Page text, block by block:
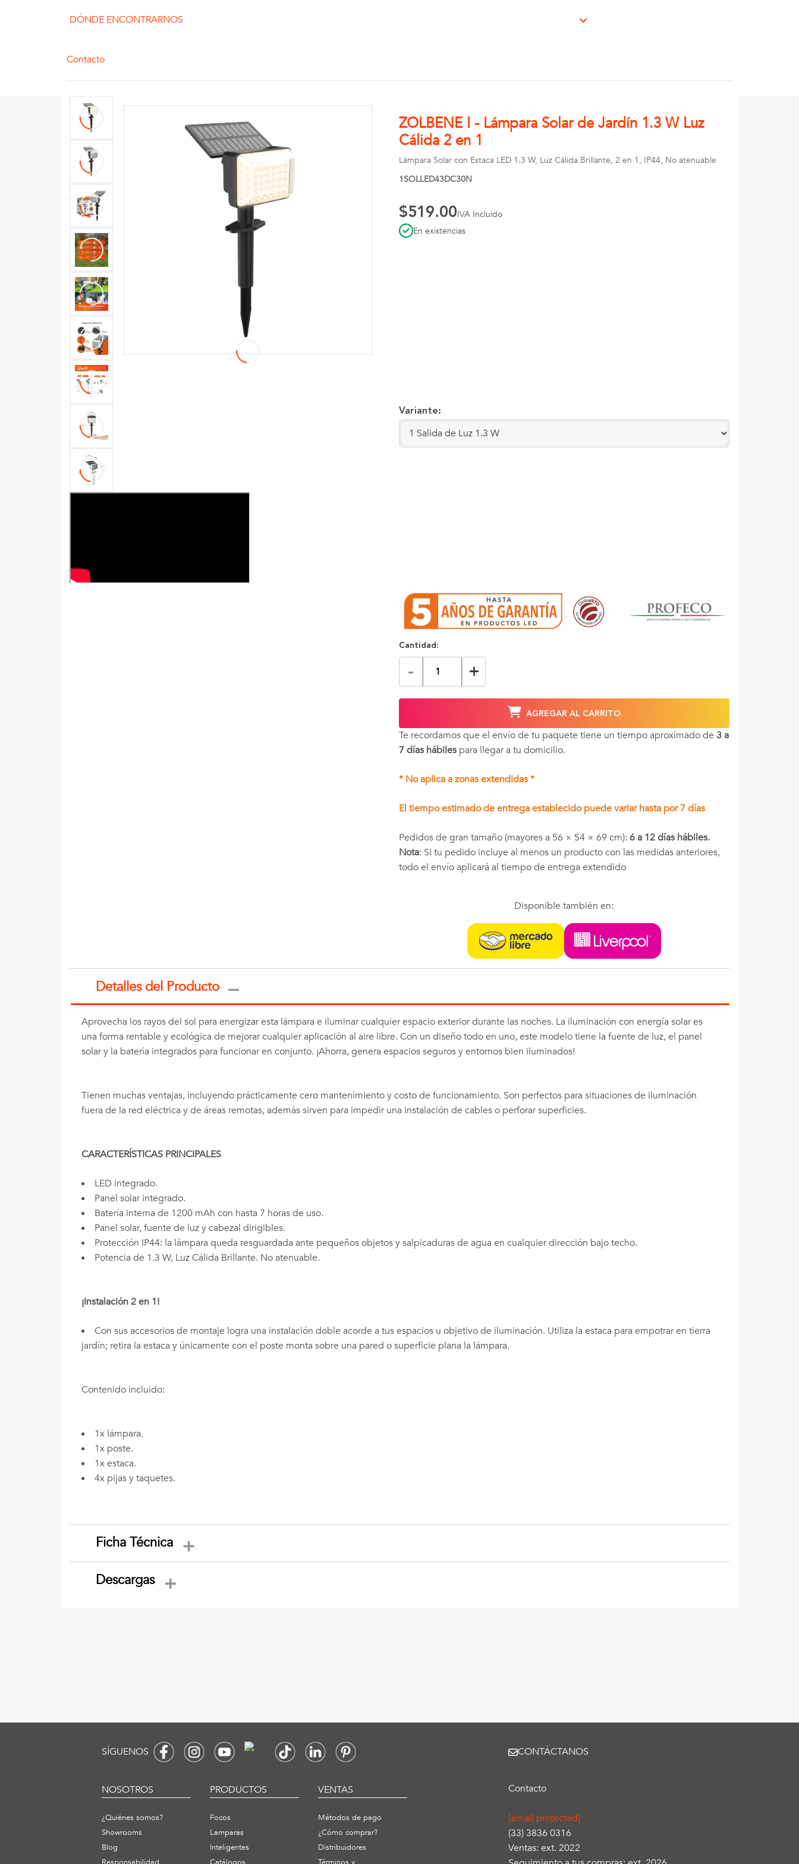
DÓNDE ENCONTRARNOS
Contacto
ZOLBENE I - Lámpara Solar de Jardín 1.3 W Luz
Cálida 2 en 1
Lámpara Solar con Estaca LED 1.3 W, Luz Cálida Brillante, 2 en 1, IP44, No atenuable
1SOLLED43DC30N
$519.00IVA Incluido
En existencias
Variante:
Cantidad:
- +
AGREGAR AL CARRITO
Te recordamos que el envío de tu paquete tiene un tiempo aproximado de 3 a
7 días hábilespara llegar a tu domicilio.
* No aplica a zonas extendidas *
El tiempo estimado de entrega establecido puede variar hasta por 7 días
Pedidos de gran tamaño (mayores a 56 × 54 × 69 cm): 6 a 12 días hábiles.
Nota: Si tu pedido incluye al menos un producto con las medidas anteriores,
todo el envío aplicará al tiempo de entrega extendido
Disponible también en:
Detalles del Producto
Aprovecha los rayos del sol para energizar esta lámpara e iluminar cualquier espacio exterior durante las noches. La iluminación con energía solar es
una forma rentable y ecológica de mejorar cualquier aplicación al aire libre. Con un diseño todo en uno, este modelo tiene la fuente de luz, el panel
solar y la batería integrados para funcionar en conjunto. ¡Ahorra, genera espacios seguros y entornos bien iluminados!
Tienen muchas ventajas, incluyendo prácticamente cero mantenimiento y costo de funcionamiento. Son perfectos para situaciones de iluminación
fuera de la red eléctrica y de áreas remotas, además sirven para impedir una instalación de cables o perforar superficies.
CARACTERÍSTICAS PRINCIPALES
LED integrado.
Panel solar integrado.
Batería interna de 1200 mAh con hasta 7 horas de uso.
Panel solar, fuente de luz y cabezal dirigibles.
Protección IP44: la lámpara queda resguardada ante pequeños objetos y salpicaduras de agua en cualquier dirección bajo techo.
Potencia de 1.3 W, Luz Cálida Brillante. No atenuable.
¡Instalación 2 en 1!
Con sus accesorios de montaje logra una instalación doble acorde a tus espacios u objetivo de iluminación. Utiliza la estaca para empotrar en tierra
jardín; retira la estaca y únicamente con el poste monta sobre una pared o superficie plana la lámpara.
Contenido incluido:
1x lámpara.
1x poste.
1x estaca.
4x pijas y taquetes.
Ficha Técnica
Descargas
NOSOTROS
¿Quiénes somos?
Showrooms
Blog
PRODUCTOS
Focos
Lamparas
Inteligentes
VENTAS
Métodos de pago
¿Cómo comprar?
Distribuidores
SÍGUENOS
Contacto
[email protected]
(33) 3836 0316
Ventas: ext. 2022
CONTÁCTANOS